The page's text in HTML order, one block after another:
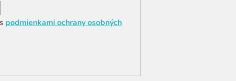
podmienkami ochrany osobných